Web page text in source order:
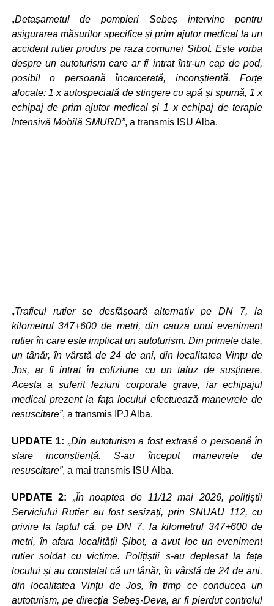
„Detașametul de pompieri Sebeș intervine pentru
asigurarea măsurilor specifice și prim ajutor medical la un
accident rutier produs pe raza comunei Șibot. Este vorba
despre un autoturism care ar fi intrat într-un cap de pod,
posibil o persoană încarcerată, inconștientă. Forțe
alocate: 1 x autospecială de stingere cu apă și spumă, 1 x
echipaj de prim ajutor medical și 1 x echipaj de terapie
Intensivă Mobilă SMURD”, a transmis ISU Alba.
„Traficul rutier se desfășoară alternativ pe DN 7, la
kilometrul 347+600 de metri, din cauza unui eveniment
rutier în care este implicat un autoturism. Din primele date,
un tânăr, în vârstă de 24 de ani, din localitatea Vințu de
Jos, ar fi intrat în coliziune cu un taluz de susținere.
Acesta a suferit leziuni corporale grave, iar echipajul
medical prezent la fața locului efectuează manevrele de
resuscitare”, a transmis IPJ Alba.
UPDATE 1: „Din autoturism a fost extrasă o persoană în
stare inconștiență. S-au început manevrele de
resuscitare”, a mai transmis ISU Alba.
UPDATE 2:
„În noaptea de 11/12 mai 2026, polițiștii
Serviciului Rutier au fost sesizați, prin SNUAU 112, cu
privire la faptul că, pe DN 7, la kilometrul 347+600 de
metri, în afara localității Șibot, a avut loc un eveniment
rutier soldat cu victime. Polițiștii s-au deplasat la fața
locului și au constatat că un tânăr, în vârstă de 24 de ani,
din localitatea Vințu de Jos, în timp ce conducea un
autoturism, pe direcția Sebeș-Deva, ar fi pierdut controlul